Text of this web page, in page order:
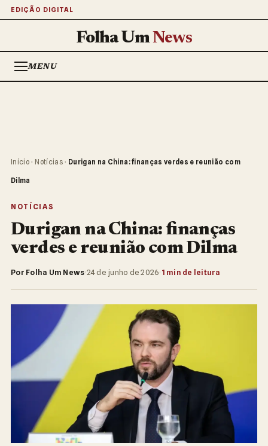
EDIÇÃO DIGITAL
Folha UmNews
MENU
Início › Notícias › Durigan na China: finanças verdes e reunião com
Dilma
NOTÍCIAS
Durigan na China: finanças
verdes e reunião com Dilma
Por Folha Um News·24 de junho de 2026· 1 min de leitura